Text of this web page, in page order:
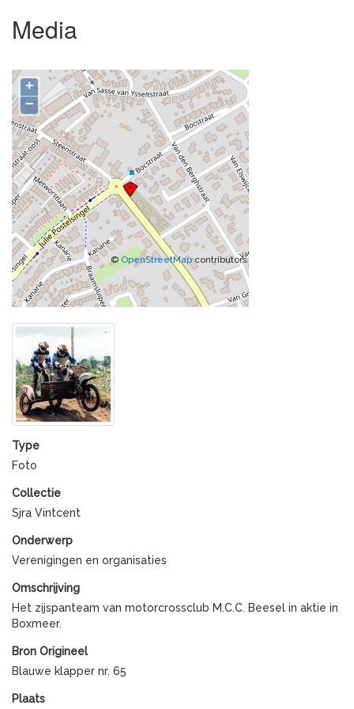
Media
+
−
© OpenStreetMapcontributors
Type
Foto
Collectie
Sjra Vintcent
Onderwerp
Verenigingen en organisaties
Omschrijving
Het zijspanteam van motorcrossclub M.C.C. Beesel in aktie in
Boxmeer.
Bron Origineel
Blauwe klapper nr. 65
Plaats